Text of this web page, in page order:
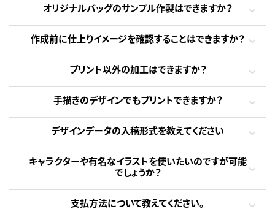
オリジナルバッグのサンプル作製はできますか？
作成前に仕上りイメージを確認することはできますか？
プリント以外の加工はできますか？
手描きのデザインでもプリントできますか？
デザインデータの入稿形式を教えてください
キャラクターや有名なイラストを使いたいのですが可能
でしょうか？
支払方法について教えてください。